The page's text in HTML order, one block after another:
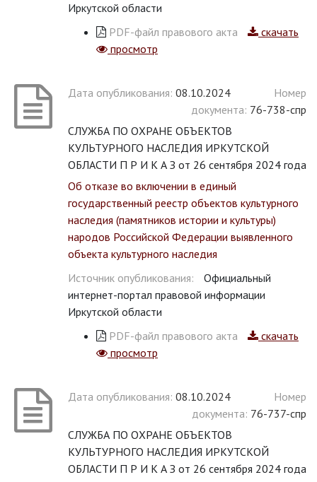
Иркутской области
PDF-файл правового акта
скачать
просмотр
Дата опубликования: 08.10.2024
Номер
документа: 76-738-спр
СЛУЖБА ПО ОХРАНЕ ОБЪЕКТОВ
КУЛЬТУРНОГО НАСЛЕДИЯ ИРКУТСКОЙ
ОБЛАСТИ П Р И К А З от 26 сентября 2024 года
Об отказе во включении в единый
государственный реестр объектов культурного
наследия (памятников истории и культуры)
народов Российской Федерации выявленного
объекта культурного наследия
Источник опубликования:
Официальный
интернет-портал правовой информации
Иркутской области
PDF-файл правового акта
скачать
просмотр
Дата опубликования: 08.10.2024
Номер
документа: 76-737-спр
СЛУЖБА ПО ОХРАНЕ ОБЪЕКТОВ
КУЛЬТУРНОГО НАСЛЕДИЯ ИРКУТСКОЙ
ОБЛАСТИ П Р И К А З от 26 сентября 2024 года